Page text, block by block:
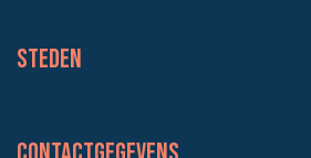
Steden